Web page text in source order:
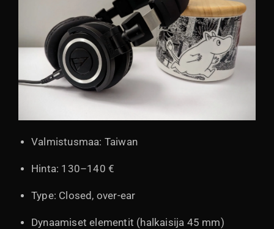
Valmistusmaa: Taiwan
Hinta: 130–140 €
Type: Closed, over-ear
Dynaamiset elementit (halkaisija 45 mm)